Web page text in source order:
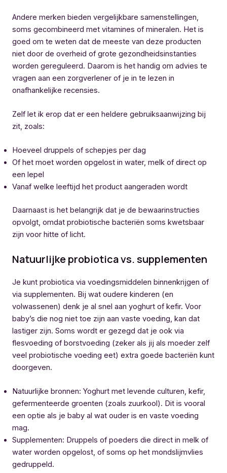
Andere merken bieden vergelijkbare samenstellingen,
soms gecombineerd met vitamines of mineralen. Het is
goed om te weten dat de meeste van deze producten
niet door de overheid of grote gezondheidsinstanties
worden gereguleerd. Daarom is het handig om advies te
vragen aan een zorgverlener of je in te lezen in
onafhankelijke recensies.
Zelf let ik erop dat er een heldere gebruiksaanwijzing bij
zit, zoals:
Hoeveel druppels of schepjes per dag
Of het moet worden opgelost in water, melk of direct op
een lepel
Vanaf welke leeftijd het product aangeraden wordt
Daarnaast is het belangrijk dat je de bewaarinstructies
opvolgt, omdat probiotische bacteriën soms kwetsbaar
zijn voor hitte of licht.
Natuurlijke probiotica vs. supplementen
Je kunt probiotica via voedingsmiddelen binnenkrijgen of
via supplementen. Bij wat oudere kinderen (en
volwassenen) denk je al snel aan yoghurt of kefir. Voor
baby’s die nog niet toe zijn aan vaste voeding, kan dat
lastiger zijn. Soms wordt er gezegd dat je ook via
flesvoeding of borstvoeding (zeker als jij als moeder zelf
veel probiotische voeding eet) extra goede bacteriën kunt
doorgeven.
Natuurlijke bronnen: Yoghurt met levende culturen, kefir,
gefermenteerde groenten (zoals zuurkool). Dit is vooral
een optie als je baby al wat ouder is en vaste voeding
mag.
Supplementen: Druppels of poeders die direct in melk of
water worden opgelost, of soms op het mondslijmvlies
gedruppeld.